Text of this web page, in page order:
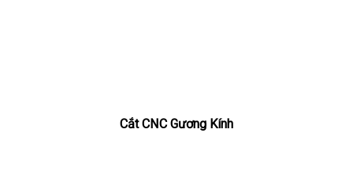
Cắt CNC Gương Kính